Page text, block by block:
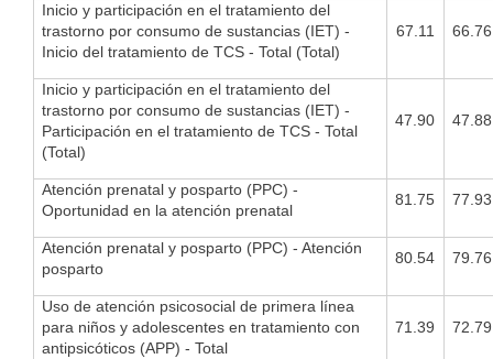
Inicio y participación en el tratamiento del
trastorno por consumo de sustancias (IET) -
Inicio del tratamiento de TCS - Total (Total)
67.11 66.76
Inicio y participación en el tratamiento del
trastorno por consumo de sustancias (IET) -
Participación en el tratamiento de TCS - Total
(Total)
47.90 47.88
Atención prenatal y posparto (PPC) -
Oportunidad en la atención prenatal
81.75 77.93
Atención prenatal y posparto (PPC) - Atención
posparto
80.54 79.76
Uso de atención psicosocial de primera línea
para niños y adolescentes en tratamiento con
antipsicóticos (APP) - Total
71.39 72.79